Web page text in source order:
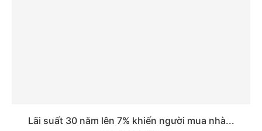
Lãi suất 30 năm lên 7% khiến người mua nhà...